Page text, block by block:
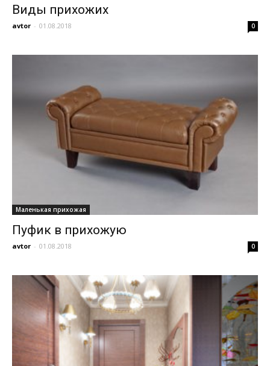
Виды прихожих
avtor - 01.08.2018 0
Маленькая прихожая
Пуфик в прихожую
avtor - 01.08.2018 0